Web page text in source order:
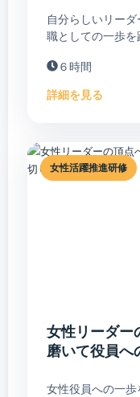
自分らしいリー
職としての一歩を
６時間
詳細を見る
女性活躍推進研修
女性リーダー
磨いて役員へ
女性役員への一